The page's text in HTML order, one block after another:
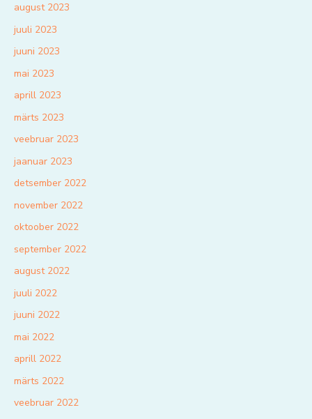
august 2023
juuli 2023
juuni 2023
mai 2023
aprill 2023
märts 2023
veebruar 2023
jaanuar 2023
detsember 2022
november 2022
oktoober 2022
september 2022
august 2022
juuli 2022
juuni 2022
mai 2022
aprill 2022
märts 2022
veebruar 2022